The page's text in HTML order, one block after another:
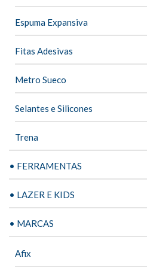
Espuma Expansiva
Fitas Adesivas
Metro Sueco
Selantes e Silicones
Trena
• FERRAMENTAS
• LAZER E KIDS
• MARCAS
Afix